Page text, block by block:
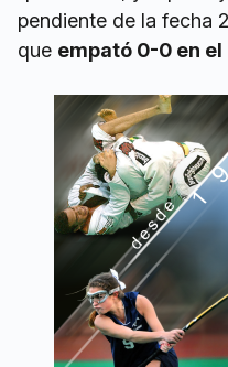
pendiente de la fecha
que empató 0-0 en